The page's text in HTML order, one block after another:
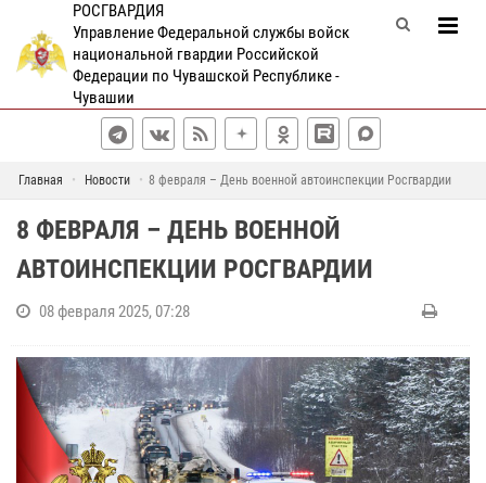
РОСГВАРДИЯ
Управление Федеральной службы войск
национальной гвардии Российской
Федерации по Чувашской Республике -
Чувашии
Главная Новости 8 февраля – День военной автоинспекции Росгвардии
8 ФЕВРАЛЯ – ДЕНЬ ВОЕННОЙ
АВТОИНСПЕКЦИИ РОСГВАРДИИ
08 февраля 2025, 07:28